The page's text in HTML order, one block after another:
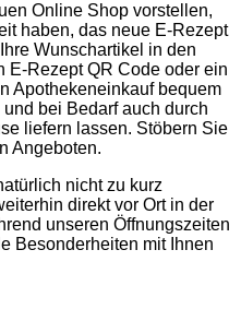
Online Shop vorstellen,
haben, das neue E-Rezept
Wunschartikel in den
E-Rezept QR Code oder ein
Apothekeneinkauf bequem
bei Bedarf auch durch
liefern lassen. Stöbern Sie
Angeboten.
nicht zu kurz
direkt vor Ort in der
unseren Öffnungszeiten
Besonderheiten mit Ihnen